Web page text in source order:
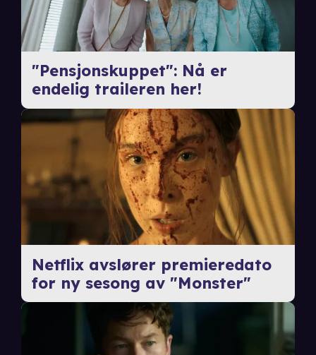
"Pensjonskuppet": Nå er
endelig traileren her!
Netflix avslører premieredato
for ny sesong av "Monster"